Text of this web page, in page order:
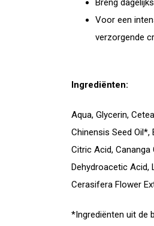
Breng
Voor een
verzorgende
Ingrediënten:
Aqua, Glycerin,
Chinensis Seed
Citric Acid,
Dehydroacetic Acid,
Cerasifera Flower
*Ingrediënten uit de